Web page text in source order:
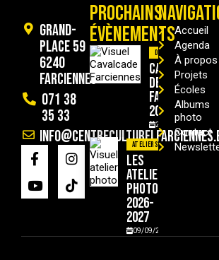
Grand-
Place 59
6240
Farciennes
071 38
35 33
PROCHAINS
ÉVÈNEMENTS
Divers
Cavalcade
de
Farciennes
2026
29/08/2026
Ateliers
Les
ateliers
photo
2026-
2027
09/09/2026
Accueil
Agenda
À propos
Projets
Écoles
Albums
photo
Contact